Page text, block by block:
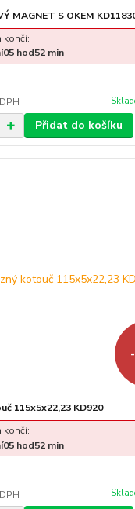
MAGNET S OKEM
končí:
05 hod52 min
Přidat do košíku
115x5x22,23 KD920
končí:
05 hod52 min